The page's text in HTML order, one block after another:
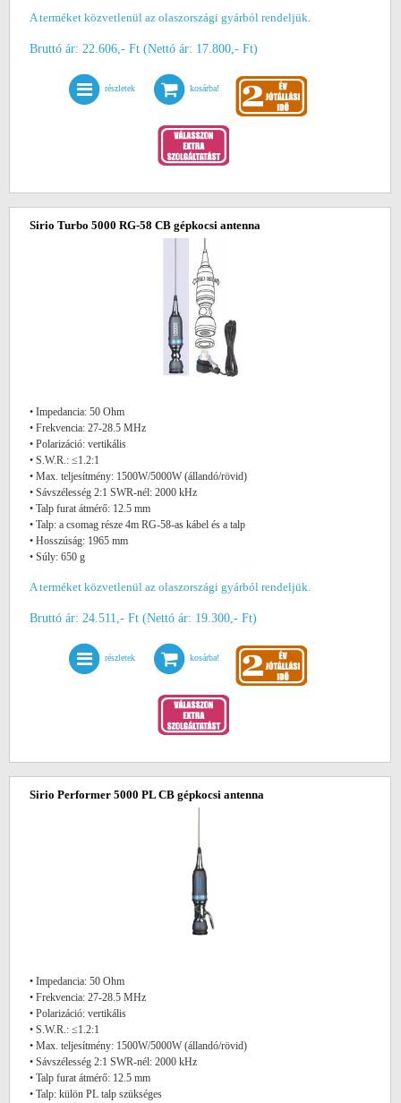
A terméket közvetlenül az olaszországi gyárból rendeljük.
Bruttó ár: 22.606,- Ft (Nettó ár: 17.800,- Ft)
részletek kosárba!
Sirio Turbo 5000 RG-58 CB gépkocsi antenna
• Impedancia: 50 Ohm
• Frekvencia: 27-28.5 MHz
• Polarizáció: vertikális
• S.W.R.: ≤1.2:1
• Max. teljesítmény: 1500W/5000W (állandó/rövid)
• Sávszélesség 2:1 SWR-nél: 2000 kHz
• Talp furat átmérő: 12.5 mm
• Talp: a csomag része 4m RG-58-as kábel és a talp
• Hosszúság: 1965 mm
• Súly: 650 g
A terméket közvetlenül az olaszországi gyárból rendeljük.
Bruttó ár: 24.511,- Ft (Nettó ár: 19.300,- Ft)
részletek kosárba!
Sirio Performer 5000 PL CB gépkocsi antenna
• Impedancia: 50 Ohm
• Frekvencia: 27-28.5 MHz
• Polarizáció: vertikális
• S.W.R.: ≤1.2:1
• Max. teljesítmény: 1500W/5000W (állandó/rövid)
• Sávszélesség 2:1 SWR-nél: 2000 kHz
• Talp furat átmérő: 12.5 mm
• Talp: külön PL talp szükséges